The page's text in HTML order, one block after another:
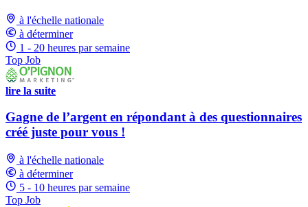
à l'échelle nationale
à déterminer
1 - 20 heures par semaine
Top Job
lire la suite
Gagne de l’argent en répondant à des questionnaires
créé juste pour vous !
à l'échelle nationale
à déterminer
5 - 10 heures par semaine
Top Job